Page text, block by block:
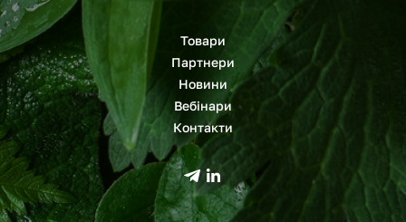
Товари
Партнери
Новини
Вебінари
Контакти